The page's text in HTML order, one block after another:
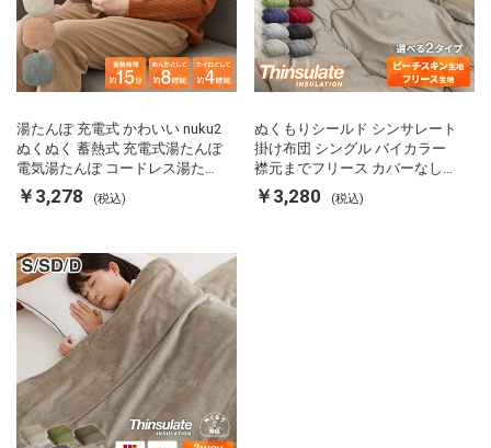
湯たんぽ 充電式 かわいい nuku2
ぬくぬく 蓄熱式 充電式湯たんぽ
電気湯たんぽ コードレス湯たん
ぽ エコ 節電 節約 省エネ 充電式
エコ電気あんか EWT-2143 スリ
￥3,278 (税込)
ぬくもりシールド シンサレート
掛け布団 シングル バイカラー
襟元までフリース カバーなしで
使える 軽い 丸洗い 断熱 保温 抗
菌防臭 洗える 防ダニ 軽量 ホコ
￥3,280 (税込)